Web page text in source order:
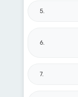
5.
6.
7.